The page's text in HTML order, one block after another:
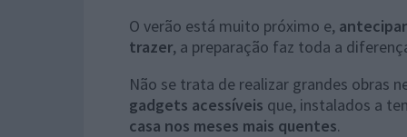
O verão está muito próximo e,
trazer, a preparação faz toda a
Não se trata de realizar grandes obras
gadgets acessíveis que, instalados a
casa nos meses mais quentes.